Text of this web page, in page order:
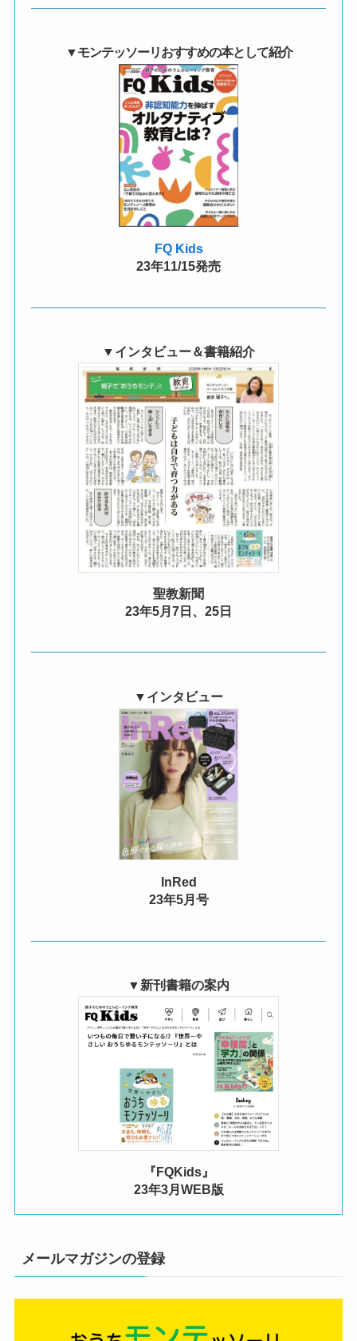
▼モンテッソーリおすすめの本として紹介
FQ Kids
23年11/15発売
▼インタビュー＆書籍紹介
聖教新聞
23年5月7日、25日
▼インタビュー
InRed
23年5月号
▼新刊書籍の案内
『FQKids』
23年3月WEB版
メールマガジンの登録